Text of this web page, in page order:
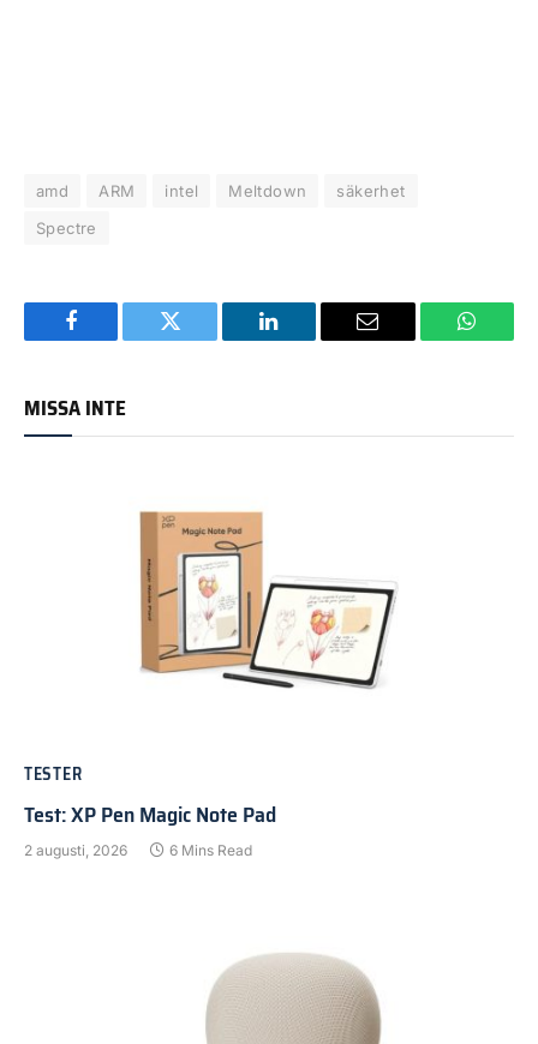
amd ARM intel Meltdown
säkerhet
Spectre
Facebook Twitter LinkedIn Email
MISSA INTE
TESTER
Test: XP Pen Magic Note Pad
2 augusti, 2026 6 Mins Read